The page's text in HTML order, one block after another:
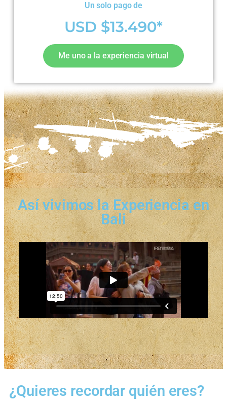
Un solo pago de
USD $13.490*
Me uno a la experiencia virtual
Así vivimos la Experiencia en
Bali
¿Quieres recordar quién eres?